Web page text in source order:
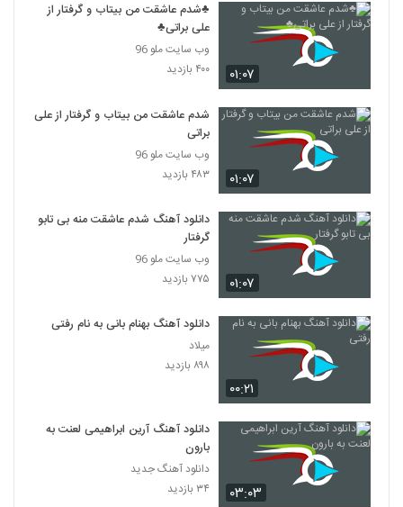
۰۱:۰۷
♣شدم عاشقت من بیتاب و گرفتار از
علی براتی♣
وب سایت ملو 96
۴۰۰ بازدید
۰۱:۰۷
شدم عاشقت من بیتاب و گرفتار از علی
براتی
وب سایت ملو 96
۴۸۳ بازدید
۰۱:۰۷
دانلود آهنگ شدم عاشقت منه بی تابو
گرفتار
وب سایت ملو 96
۷۷۵ بازدید
۰۰:۲۱
دانلود آهنگ بهنام بانی به نام رفتی
میلاد
۸۹۸ بازدید
۰۳:۰۳
دانلود آهنگ آرین ابراهیمی لعنت به
بارون
دانلود آهنگ جدید
۳۴ بازدید